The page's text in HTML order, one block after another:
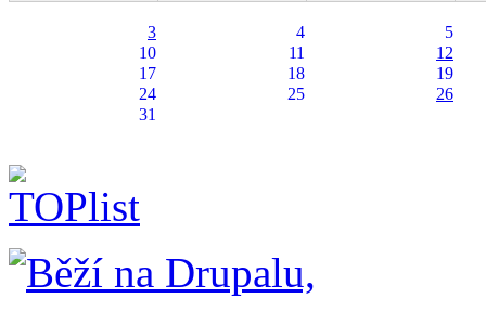
3 4
5
10
11
12
17
18
19
24
25
26
31